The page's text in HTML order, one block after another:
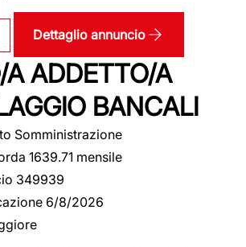
Dettaglio annuncio
A ADDETTO/A
BANCALI
Somministrazione
1639.71 mensile
349939
6/8/2026